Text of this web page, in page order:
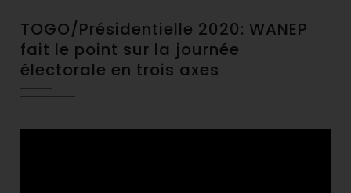
TOGO/Présidentielle 2020: WANEP
fait le point sur la journée
électorale en trois axes